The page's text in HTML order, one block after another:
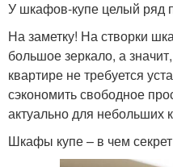
У шкафов-купе целый ряд
На заметку! На створки
большое зеркало, а
квартире не требуется
сэкономить свободное
актуально для небольших
Шкафы купе – в чем